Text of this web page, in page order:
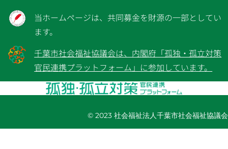
当ホームページは、共同募金を財源の一部としてい
ます。
千葉市社会福祉協議会は、内閣府「孤独・孤立対策
官民連携プラットフォーム」に参加しています。
© 2023 社会福祉法人千葉市社会福祉協議会